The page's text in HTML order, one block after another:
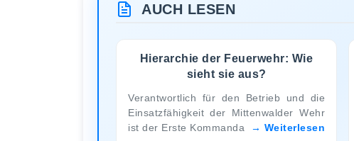
AUCH LESEN
Hierarchie der Feuerwehr: Wie
sieht sie aus?
Verantwortlich für den Betrieb und die
Einsatzfähigkeit der Mittenwalder Wehr
ist der Erste Kommanda
Weiterlesen